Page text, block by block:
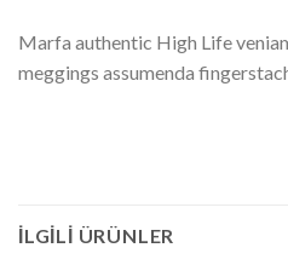
Marfa authentic High Life
meggings assumenda
İLGILI ÜRÜNLER